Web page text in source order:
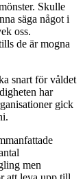
Skulle
säga något i
oss.
de är mogna
snart för våldet
har
gick
men